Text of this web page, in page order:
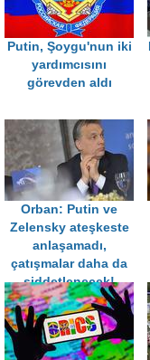
Putin, Şoygu'nun iki
yardımcısını
görevden aldı
Orban: Putin ve
Zelensky ateşkeste
anlaşamadı,
çatışmalar daha da
şiddetlenecek!